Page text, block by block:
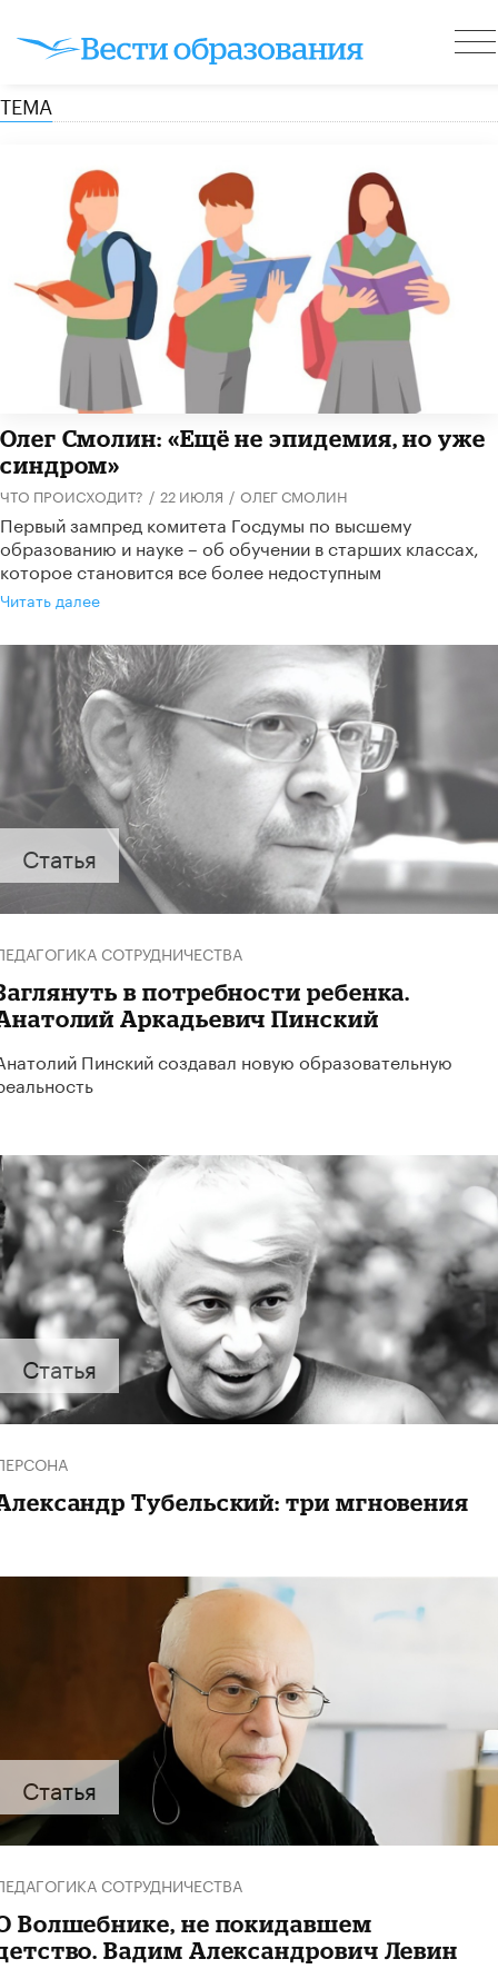
ТЕМА
​Олег Смолин: «Ещё не эпидемия, но уже
синдром»
ЧТО ПРОИСХОДИТ? / 22 ИЮЛЯ / ОЛЕГ СМОЛИН
Первый зампред комитета Госдумы по высшему
образованию и науке – об обучении в старших классах,
которое становится все более недоступным
Читать далее
Статья
СОТРУДНИЧЕСТВА
в потребности ребенка.
Аркадьевич Пинский
Пинский создавал новую образовательную
Статья
Тубельский: три мгновения
Статья
СОТРУДНИЧЕСТВА
Волшебнике, не покидавшем
Вадим Александрович Левин